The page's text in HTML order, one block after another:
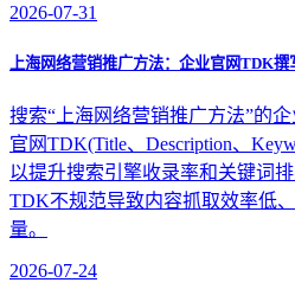
2026-07-31
上海网络营销推广方法：企业官网TDK撰
搜索“上海网络营销推广方法”的
官网TDK(Title、Description、
以提升搜索引擎收录率和关键词
TDK不规范导致内容抓取效率低
量。
2026-07-24